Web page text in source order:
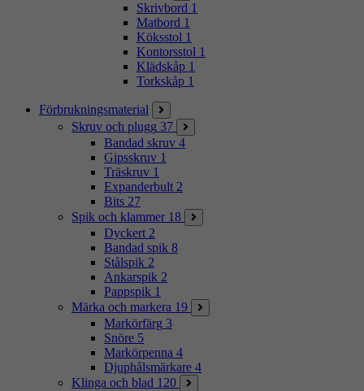
Skrivbord 1
Matbord 1
Köksstol 1
Kontorsstol 1
Klädskåp 1
Torkskåp 1
Förbrukningsmaterial
Skruv och plugg 37
Bandad skruv 4
Gipsskruv 1
Träskruv 1
Expanderbult 2
Bits 27
Spik och klammer 18
Dyckert 2
Bandad spik 8
Stålspik 2
Ankarspik 2
Pappspik 1
Märka och markera 19
Markörfärg 3
Snöre 5
Markörpenna 4
Djuphålsmärkare 4
Klinga och blad 120